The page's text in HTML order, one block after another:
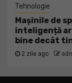
Tehnologie
Mașinile de
inteligență
bine decât
2 zile ago